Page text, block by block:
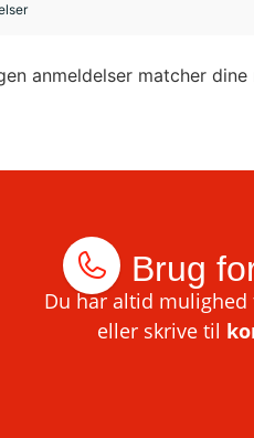
anmeldelser matcher
Brug
Du har altid
eller skrive til